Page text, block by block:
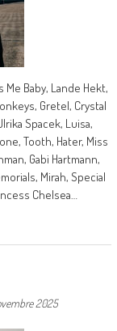
Baby, Lande Hekt,
Gretel, Crystal
Spacek, Luisa,
Tooth, Hater, Miss
Gabi Hartmann,
Mirah, Special
Chelsea…
2025